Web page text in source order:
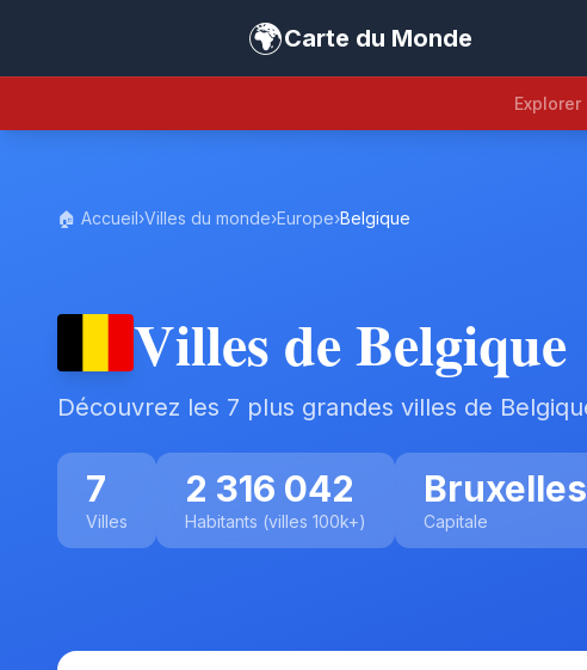
🌍Carte du Monde
Explorer
🏠 Accueil›Villes du monde›Europe›Belgique
Villes de Belgique
Découvrez les 7 plus grandes villes de
7
Villes
2 316 042
Habitants (villes 100k+)
Bruxelles
Capitale